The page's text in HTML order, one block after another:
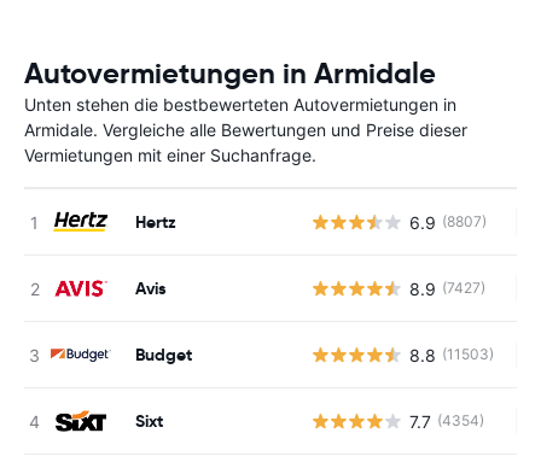
Autovermietungen in Armidale
Unten stehen die bestbewerteten Autovermietungen in
Armidale. Vergleiche alle Bewertungen und Preise dieser
Vermietungen mit einer Suchanfrage.
Hertz 6.9 (8807)
Avis 8.9 (7427)
Budget 8.8 (11503)
Sixt 7.7 (4354)